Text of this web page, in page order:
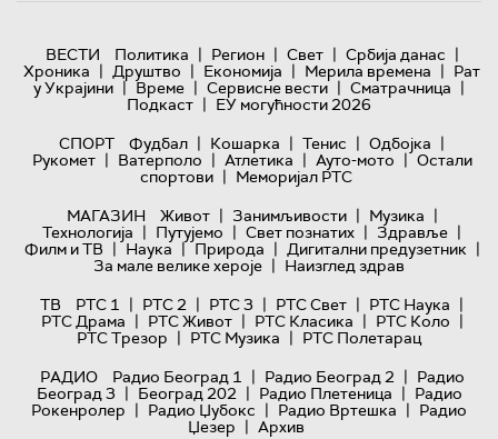
ВЕСТИ Политика | Регион | Свет | Србија данас |
Хроника | Друштво | Економија | Мерила времена | Рат
у Украјини | Време | Сервисне вести | Сматрачница |
Подкаст | ЕУ могућности 2026
СПОРТ
Фудбал | Кошарка | Тенис | Одбојка |
Рукомет | Ватерполо | Атлетика | Ауто-мото | Остали
спортови | Меморијал РТС
МАГАЗИН
Живот | Занимљивости | Музика |
Технологијa | Путујемо | Свет познатих | Здравље |
Филм и ТВ | Наука | Природа | Дигитални предузетник |
За мале велике хероје | Наизглед здрав
ТВ
РТС 1 | РТС 2 | РТС 3 | РТС Свет | РТС Наука |
РТС Драма | РТС Живот | РТС Класика | РТС Коло |
РТС Трезор | РТС Музика | РТС Полетарац
РАДИО
Радио Београд 1 | Радио Београд 2 | Радио
Београд 3 | Београд 202 | Радио Плетеница | Радио
Рокенролер | Радио Џубокс | Радио Вртешка | Радио
Џезер | Архив